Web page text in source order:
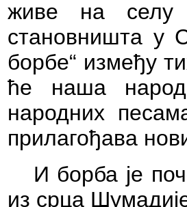
живе на селу
становништа у
борбе“ између
ће наша
народних
прилагођава
И борба је
из срца